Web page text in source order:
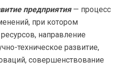
предприятия— процесс
при котором
направление
техническое развитие,
совершенствование